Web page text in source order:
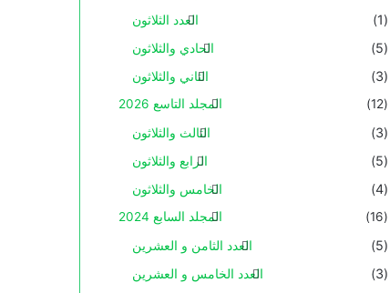
العدد الثلاثون
(1)
الحادي والثلاثون
(5)
الثاني والثلاثون
(3)
المجلد التاسع 2026 (12)
الثالث والثلاثون
(3)
الرابع والثلاثون
(5)
الخامس والثلاثون
(4)
المجلد السابع 2024 (16)
العدد الثامن و العشرين
(5)
العدد الخامس و العشرين
(3)